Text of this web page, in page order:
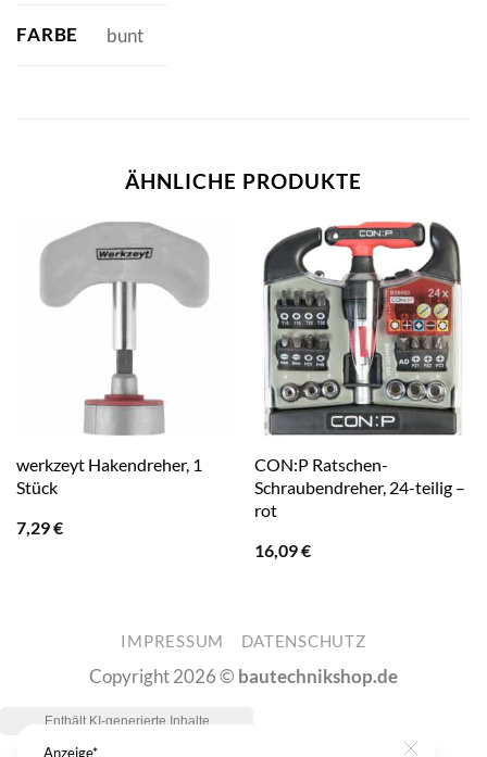
FARBE bunt
ÄHNLICHE PRODUKTE
werkzeyt Hakendreher, 1
Stück
7,29€
CON:P Ratschen-
Schraubendreher, 24-teilig –
rot
16,09€
IMPRESSUM DATENSCHUTZ
Copyright 2026 © bautechnikshop.de
Anzeige*